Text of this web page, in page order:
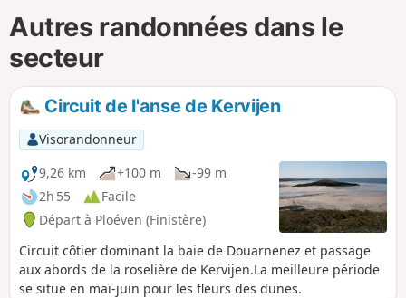
Autres randonnées dans le
secteur
Circuit de l'anse de Kervijen
Visorandonneur
9,26 km
+100 m
-99 m
2h 55
Facile
Départ à Ploéven (Finistère)
Circuit côtier dominant la baie de Douarnenez et passage
aux abords de la roselière de Kervijen.La meilleure période
se situe en mai-juin pour les fleurs des dunes.